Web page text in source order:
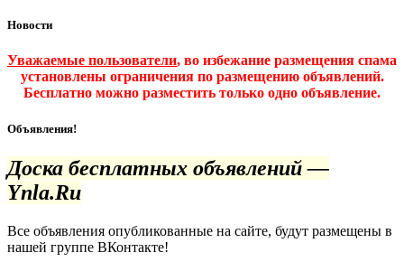
Новости
Уважаемые пользователи, во избежание размещения спама
установлены ограничения по размещению объявлений.
Бесплатно можно разместить только одно объявление.
Объявления!
Доска бесплатных объявлений —
Ynla.Ru
Все объявления опубликованные на сайте, будут размещены в
нашей группе ВКонтакте!